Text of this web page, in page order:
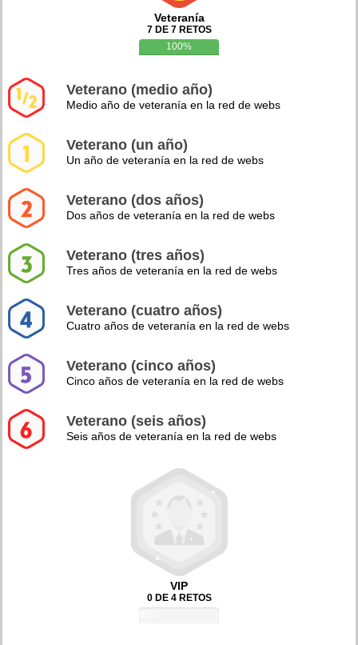
Veteranía
7 DE 7 RETOS
100%
Veterano (medio año)
Medio año de veteranía en la red de webs
Veterano (un año)
Un año de veteranía en la red de webs
Veterano (dos años)
Dos años de veteranía en la red de webs
Veterano (tres años)
Tres años de veteranía en la red de webs
Veterano (cuatro años)
Cuatro años de veteranía en la red de webs
Veterano (cinco años)
Cinco años de veteranía en la red de webs
Veterano (seis años)
Seis años de veteranía en la red de webs
VIP
0 DE 4 RETOS